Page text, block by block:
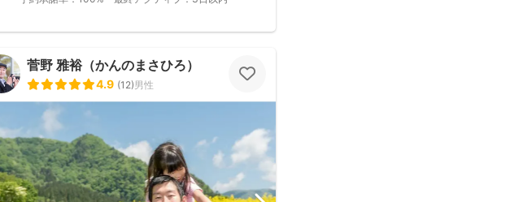
菅野 雅裕（かんのまさひろ）
4.9 (12)男性